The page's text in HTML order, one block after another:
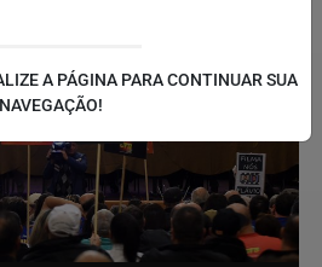
A PÁGINA PARA CONTINUAR SUA
NAVEGAÇÃO!